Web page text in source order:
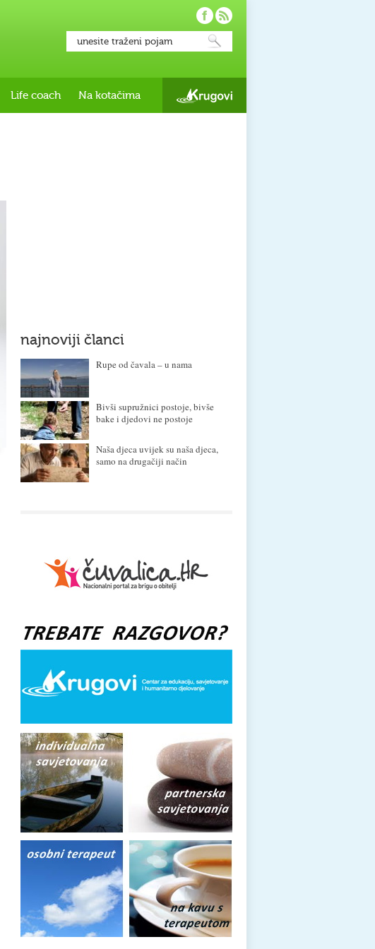
Life coach Na kotačima
najnoviji članci
Rupe od čavala – u nama
Bivši supružnici postoje, bivše
bake i djedovi ne postoje
Naša djeca uvijek su naša djeca,
samo na drugačiji način